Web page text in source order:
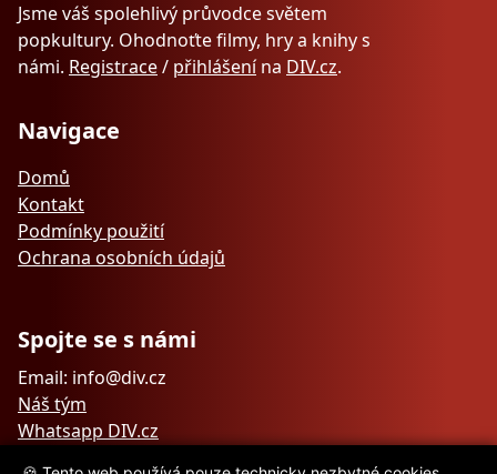
Jsme váš spolehlivý průvodce světem
popkultury. Ohodnoťte filmy, hry a knihy s
námi. Registrace/ přihlášenína DIV.cz.
Navigace
Domů
Kontakt
Podmínky použití
Ochrana osobních údajů
Spojte se s námi
Email: info@div.cz
Náš tým
Whatsapp DIV.cz